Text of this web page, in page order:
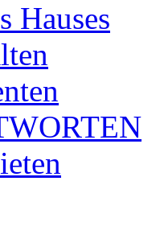
Hauses